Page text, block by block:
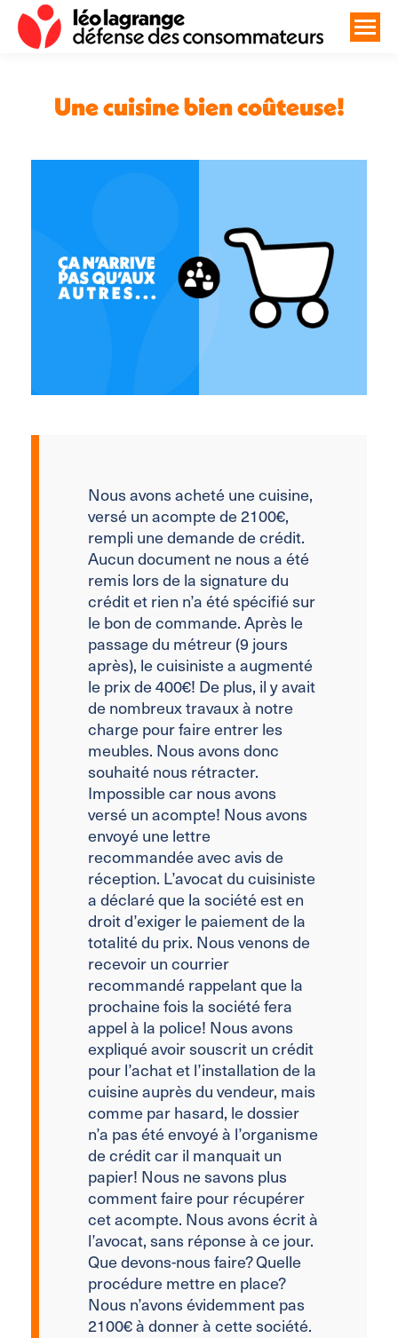
Une cuisine bien coûteuse!
Nous avons acheté une cuisine,
versé un acompte de 2100€,
rempli une demande de crédit.
Aucun document ne nous a été
remis lors de la signature du
crédit et rien n’a été spécifié sur
le bon de commande. Après le
passage du métreur (9 jours
après), le cuisiniste a augmenté
le prix de 400€! De plus, il y avait
de nombreux travaux à notre
charge pour faire entrer les
meubles. Nous avons donc
souhaité nous rétracter.
Impossible car nous avons
versé un acompte! Nous avons
envoyé une lettre
recommandée avec avis de
réception. L’avocat du cuisiniste
a déclaré que la société est en
droit d’exiger le paiement de la
totalité du prix. Nous venons de
recevoir un courrier
recommandé rappelant que la
prochaine fois la société fera
appel à la police! Nous avons
expliqué avoir souscrit un crédit
pour l’achat et l’installation de la
cuisine auprès du vendeur, mais
comme par hasard, le dossier
n’a pas été envoyé à l’organisme
de crédit car il manquait un
papier! Nous ne savons plus
comment faire pour récupérer
cet acompte. Nous avons écrit à
l’avocat, sans réponse à ce jour.
Que devons-nous faire? Quelle
procédure mettre en place?
Nous n’avons évidemment pas
2100€ à donner à cette société.